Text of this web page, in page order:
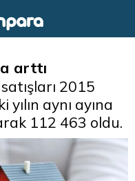
arttı
2015
aynı ayına
112 463 oldu.